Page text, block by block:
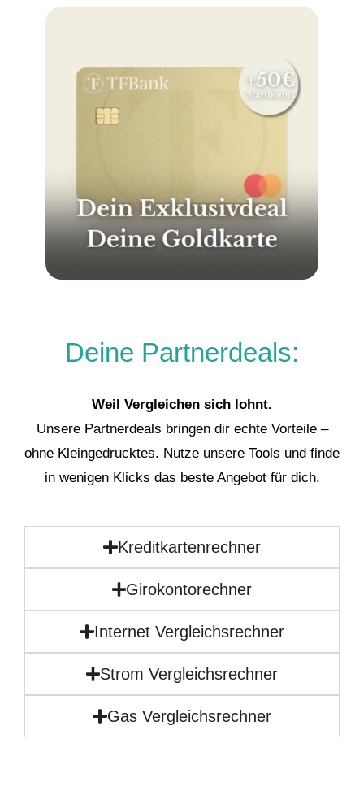
Deine Partnerdeals:
Weil Vergleichen sich lohnt.
Unsere Partnerdeals bringen dir echte Vorteile –
ohne Kleingedrucktes. Nutze unsere Tools und finde
in wenigen Klicks das beste Angebot für dich.
Kreditkartenrechner
Girokontorechner
Internet Vergleichsrechner
Strom Vergleichsrechner
Gas Vergleichsrechner